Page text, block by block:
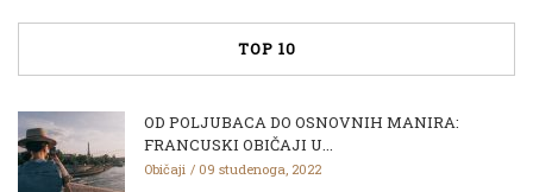
TOP 10
OD POLJUBACA DO OSNOVNIH MANIRA:
FRANCUSKI OBIČAJI U...
Običaji 09 studenoga, 2022